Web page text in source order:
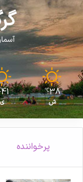
ل
ا
ن
ا
ق
ت
ص
ا
د
ی
38
℃
ش
41
ی
پرخواننده